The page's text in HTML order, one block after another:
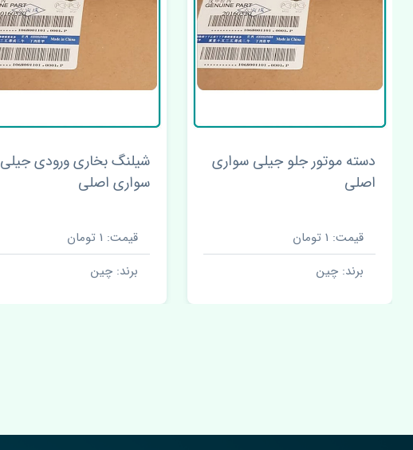
دسته موتور جلو جیلی سواری
اصلی
قیمت: 1 تومان
برند: چین
شیلنگ بخاری ورودی جیلی
سواری اصلی
قیمت: 1 تومان
برند: چین